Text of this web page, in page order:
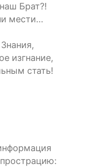
Брат?!
мести…
изгнание,
стать!